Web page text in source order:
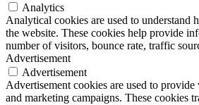
Analytics
Analytical cookies are used to understand
the website. These cookies help provide
number of visitors, bounce rate, traffic
Advertisement
Advertisement
Advertisement cookies are used to
and marketing campaigns. These cookies